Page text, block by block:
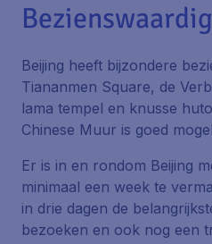
Beijing heeft bijzondere
Tiananmen Square, de
lama tempel en knusse
Chinese Muur is goed
Er is in en rondom Beijing
minimaal een week te
in drie dagen de
bezoeken en ook nog een